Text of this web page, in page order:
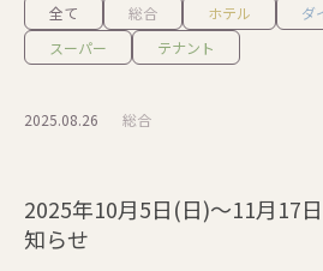
全て 総合 ホテル ダ
スーパー
テナント
2025.08.26 総合
2025年10月5日(日)～11月17
知らせ